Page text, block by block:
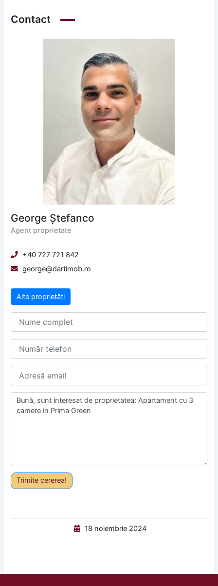
Contact
George Ștefanco
Agent proprietate
+40 727 721 842
george@dartimob.ro
Alte proprietăți
Trimite cererea!
18 noiembrie 2024